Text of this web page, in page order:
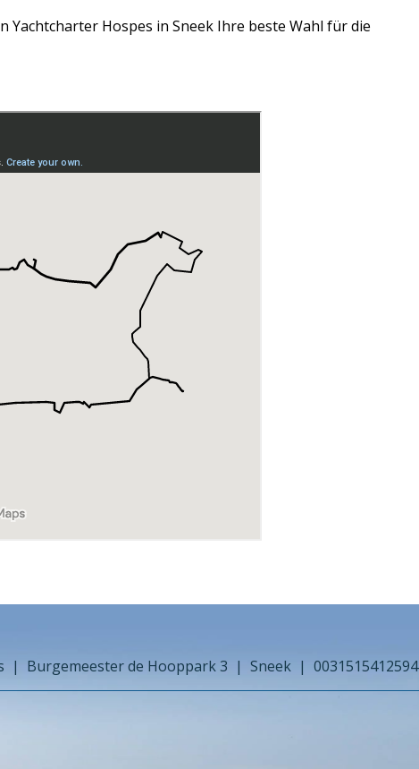
Yachtcharter Hospes in Sneek Ihre beste Wahl für die
Burgemeester de Hooppark 3 Sneek 0031515412594